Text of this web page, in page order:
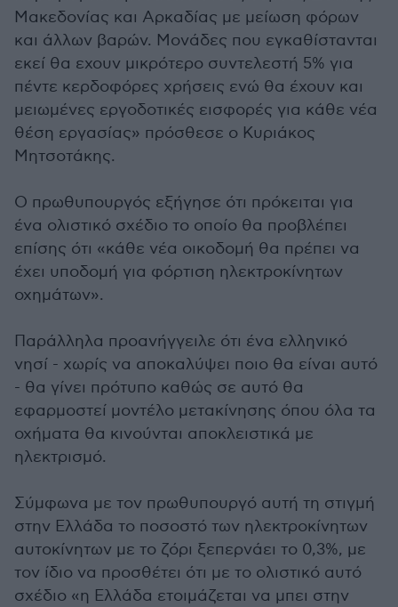
Μακεδονίας και Αρκαδίας με μείωση φόρων
και άλλων βαρών. Μονάδες που εγκαθίστανται
εκεί θα εχουν μικρότερο συντελεστή 5% για
πέντε κερδοφόρες χρήσεις ενώ θα έχουν και
μειωμένες εργοδοτικές εισφορές για κάθε νέα
θέση εργασίας» πρόσθεσε ο Κυριάκος
Μητσοτάκης.
Ο πρωθυπουργός εξήγησε ότι πρόκειται για
ένα ολιστικό σχέδιο το οποίο θα προβλέπει
επίσης ότι «κάθε νέα οικοδομή θα πρέπει να
έχει υποδομή για φόρτιση ηλεκτροκίνητων
οχημάτων».
Παράλληλα προανήγγειλε ότι ένα ελληνικό
νησί - χωρίς να αποκαλύψει ποιο θα είναι αυτό
- θα γίνει πρότυπο καθώς σε αυτό θα
εφαρμοστεί μοντέλο μετακίνησης όπου όλα τα
οχήματα θα κινούνται αποκλειστικά με
ηλεκτρισμό.
Σύμφωνα με τον πρωθυπουργό αυτή τη στιγμή
στην Ελλάδα το ποσοστό των ηλεκτροκίνητων
αυτοκίνητων με το ζόρι ξεπερνάει το 0,3%, με
τον ίδιο να προσθέτει ότι με το ολιστικό αυτό
σχέδιο «η Ελλάδα ετοιμάζεται να μπει στην